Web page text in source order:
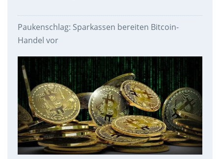
Paukenschlag: Sparkassen bereiten Bitcoin-
Handel vor